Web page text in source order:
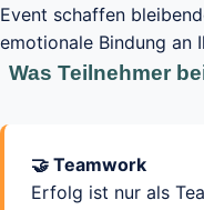
Event schaffen
emotionale Bindung an
Was Teilnehmer
🤝 Teamwork
Erfolg ist nur als